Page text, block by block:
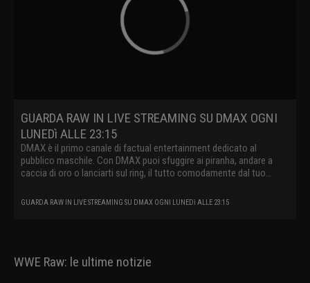
GUARDA RAW IN LIVE STREAMING SU DMAX OGNI
LUNEDì ALLE 23:15
DMAX è il primo canale di factual entertainment dedicato al
pubblico maschile. Con DMAX puoi sfuggire ai piranha, andare a
caccia di oro o lanciarti sul ring, il tutto comodamente dal tuo
GUARDA RAW IN LIVE STREAMING SU DMAX OGNI LUNEDì ALLE 23:15
WWE Raw: le ultime notizie